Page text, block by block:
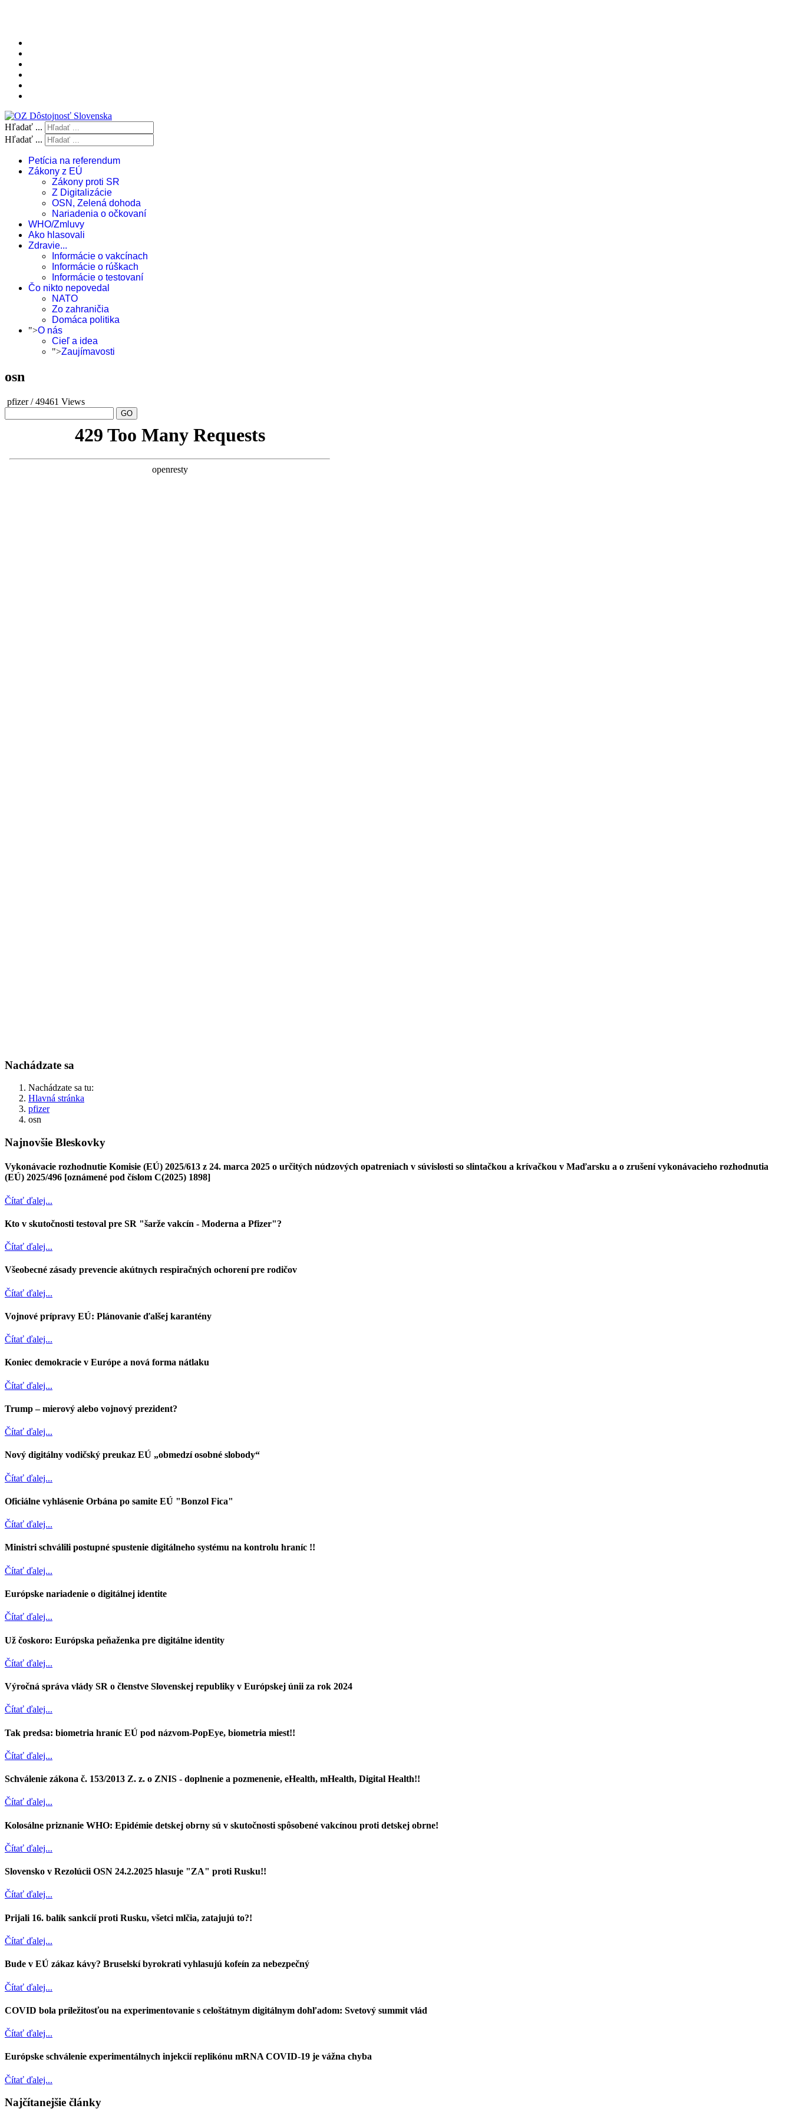
Hľadať ...
Hľadať ...
Petícia na referendum
Zákony z EÚ
Zákony proti SR
Z Digitalizácie
OSN, Zelená dohoda
Nariadenia o očkovaní
WHO/Zmluvy
Ako hlasovali
Zdravie...
Informácie o vakcínach
Informácie o rúškach
Informácie o testovaní
Čo nikto nepovedal
NATO
Zo zahraničia
Domáca politika
">O nás
Cieľ a idea
">Zaujímavosti
osn
pfizer/49461 Views
GO
Nachádzate sa
Nachádzate sa tu:
Hlavná stránka
pfizer
osn
Najnovšie Bleskovky
Vykonávacie rozhodnutie Komisie (EÚ) 2025/613 z 24. marca 2025 o určitých núdzových opatreniach v súvislosti so slintačkou a krívačkou v Maďarsku a o zrušení vykonávacieho rozhodnutia
(EÚ) 2025/496 [oznámené pod číslom C(2025) 1898]
Čítať ďalej...
Kto v skutočnosti testoval pre SR "šarže vakcín - Moderna a Pfizer"?
Čítať ďalej...
Všeobecné zásady prevencie akútnych respiračných ochorení pre rodičov
Čítať ďalej...
Vojnové prípravy EÚ: Plánovanie ďalšej karantény
Čítať ďalej...
Koniec demokracie v Európe a nová forma nátlaku
Čítať ďalej...
Trump – mierový alebo vojnový prezident?
Čítať ďalej...
Nový digitálny vodičský preukaz EÚ „obmedzí osobné slobody“
Čítať ďalej...
Oficiálne vyhlásenie Orbána po samite EÚ "Bonzol Fica"
Čítať ďalej...
Ministri schválili postupné spustenie digitálneho systému na kontrolu hraníc !!
Čítať ďalej...
Európske nariadenie o digitálnej identite
Čítať ďalej...
Už čoskoro: Európska peňaženka pre digitálne identity
Čítať ďalej...
Výročná správa vlády SR o členstve Slovenskej republiky v Európskej únii za rok 2024
Čítať ďalej...
Tak predsa: biometria hraníc EÚ pod názvom-PopEye, biometria miest!!
Čítať ďalej...
Schválenie zákona č. 153/2013 Z. z. o ZNIS - doplnenie a pozmenenie, eHealth, mHealth, Digital Health!!
Čítať ďalej...
Kolosálne priznanie WHO: Epidémie detskej obrny sú v skutočnosti spôsobené vakcínou proti detskej obrne!
Čítať ďalej...
Slovensko v Rezolúcii OSN 24.2.2025 hlasuje "ZA" proti Rusku!!
Čítať ďalej...
Prijali 16. balík sankcií proti Rusku, všetci mlčia, zatajujú to?!
Čítať ďalej...
Bude v EÚ zákaz kávy? Bruselskí byrokrati vyhlasujú kofeín za nebezpečný
Čítať ďalej...
COVID bola príležitosťou na experimentovanie s celoštátnym digitálnym dohľadom: Svetový summit vlád
Čítať ďalej...
Európske schválenie experimentálnych injekcií replikónu mRNA COVID-19 je vážna chyba
Čítať ďalej...
Najčítanejšie články